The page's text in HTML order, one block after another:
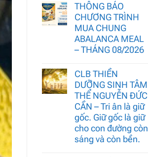
THÔNG BÁO
CHƯƠNG TRÌNH
MUA CHUNG
ABALANCA MEAL
– THÁNG 08/2026
CLB THIỀN
DƯỠNG SINH TÂM
THỂ NGUYỄN ĐỨC
CẦN – Tri ân là giữ
gốc. Giữ gốc là giữ
cho con đường còn
sáng và còn bền.